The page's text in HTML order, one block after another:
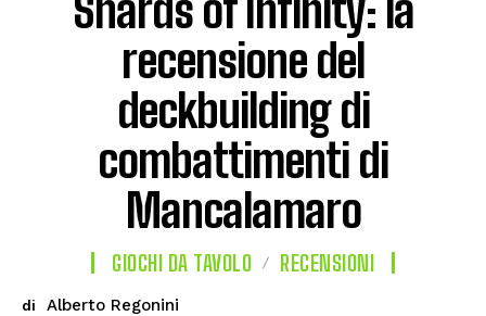
Shards of Infinity: la
recensione del
deckbuilding di
combattimenti di
Mancalamaro
GIOCHI DA TAVOLO RECENSIONI
di Alberto Regonini